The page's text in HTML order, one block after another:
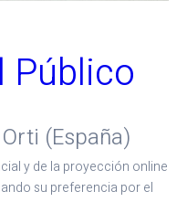
Público
Orti (España)
y de la proyección online
su preferencia por el